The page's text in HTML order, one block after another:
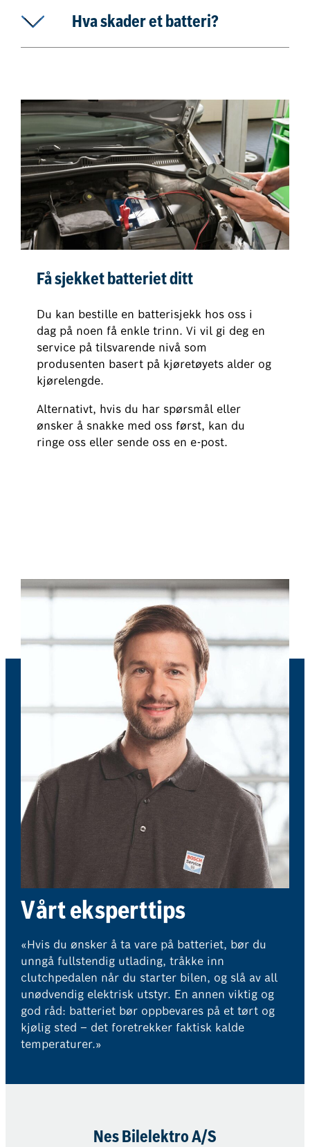
Hva skader et batteri?
Få sjekket batteriet ditt
Du kan bestille en batterisjekk hos oss i
dag på noen få enkle trinn. Vi vil gi deg en
service på tilsvarende nivå som
produsenten basert på kjøretøyets alder og
kjørelengde.
Alternativt, hvis du har spørsmål eller
ønsker å snakke med oss først, kan du
ringe oss eller sende oss en e-post.
Vårt eksperttips
«Hvis du ønsker å ta vare på batteriet, bør du
unngå fullstendig utlading, tråkke inn
clutchpedalen når du starter bilen, og slå av all
unødvendig elektrisk utstyr. En annen viktig og
god råd: batteriet bør oppbevares på et tørt og
kjølig sted – det foretrekker faktisk kalde
temperaturer.»
Nes Bilelektro A/S